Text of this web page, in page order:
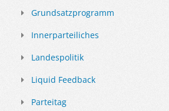
Grundsatzprogramm
Innerparteiliches
Landespolitik
Liquid Feedback
Parteitag